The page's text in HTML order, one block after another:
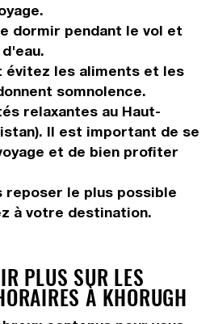
dormir pendant le vol et
évitez les aliments et les
somnolence.
relaxantes au Haut-
Il est important de se
et de bien profiter
reposer le plus possible
à votre destination.
PLUS SUR LES
À KHORUGH